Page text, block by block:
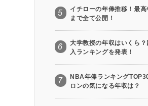
5
イチローの年俸推移！最
まで全て公開！
6
大学教授の年収はいくら
入ランキングを発表！
7
NBA年俸ランキング
ロンの気になる年収は？